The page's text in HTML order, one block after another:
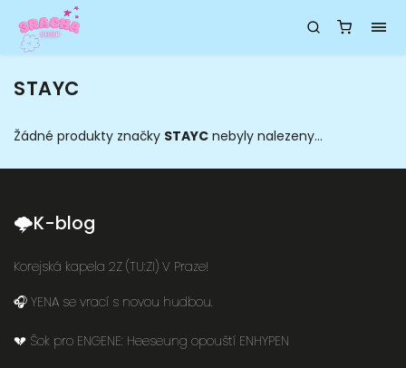
STAYC
Žádné produkty značky STAYC nebyly nalezeny...
🌩K-blog
Korejská kapela 2Z (TU:ZI) V Praze!
🎧 YENA se vrací s novou hudbou.
💔 Šok pro ENGENE: Heeseung opouští ENHYPEN